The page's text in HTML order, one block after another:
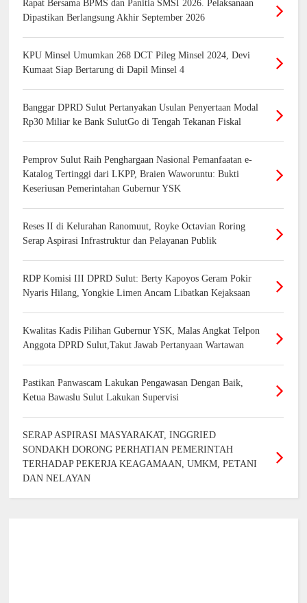
Rapat Bersama BPMS dan Panitia SMSI 2026. Pelaksanaan
Dipastikan Berlangsung Akhir September 2026
KPU Minsel Umumkan 268 DCT Pileg Minsel 2024, Devi
Kumaat Siap Bertarung di Dapil Minsel 4
Banggar DPRD Sulut Pertanyakan Usulan Penyertaan Modal
Rp30 Miliar ke Bank SulutGo di Tengah Tekanan Fiskal
Pemprov Sulut Raih Penghargaan Nasional Pemanfaatan e-
Katalog Tertinggi dari LKPP, Braien Waworuntu: Bukti
Keseriusan Pemerintahan Gubernur YSK
Reses II di Kelurahan Ranomuut, Royke Octavian Roring
Serap Aspirasi Infrastruktur dan Pelayanan Publik
RDP Komisi III DPRD Sulut: Berty Kapoyos Geram Pokir
Nyaris Hilang, Yongkie Limen Ancam Libatkan Kejaksaan
Kwalitas Kadis Pilihan Gubernur YSK, Malas Angkat Telpon
Anggota DPRD Sulut,Takut Jawab Pertanyaan Wartawan
Pastikan Panwascam Lakukan Pengawasan Dengan Baik,
Ketua Bawaslu Sulut Lakukan Supervisi
SERAP ASPIRASI MASYARAKAT, INGGRIED
SONDAKH DORONG PERHATIAN PEMERINTAH
TERHADAP PEKERJA KEAGAMAAN, UMKM, PETANI
DAN NELAYAN